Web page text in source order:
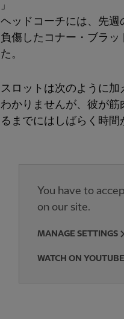
」
ヘッドコーチには、先
負傷したコナー・ブラ
た。
スロットは次のように
わかりませんが、彼が
るまでにはしばらく時間
You have to
on our site.
MANAGE SETTINGS
WATCH ON YOUTUBE